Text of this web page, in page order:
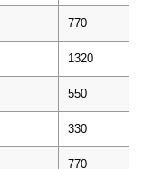
770
1320
550
330
770